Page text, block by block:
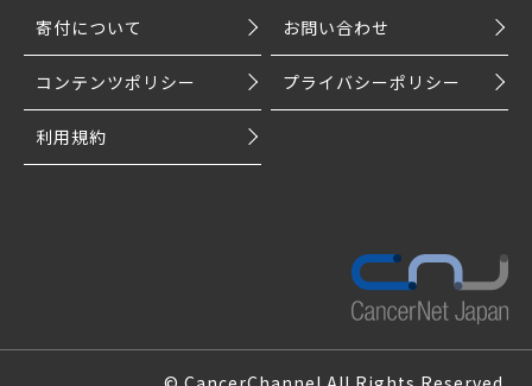
寄付について お問い合わせ
コンテンツポリシー プライバシーポリシー
利用規約